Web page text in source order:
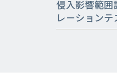
侵入影響範囲
レーションテ